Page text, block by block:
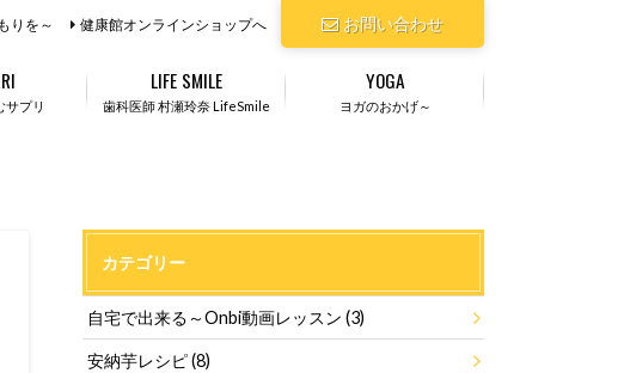
お問い合わせ
りを～ 健康館オンラインショップへ
サプリ 歯科医師 村瀬玲奈 LifeSmile
LIFE SMILE
ヨガのおかげ～
YOGA
カテゴリー
自宅で出来る～Onbi動画レッスン(3)
安納芋レシピ(8)